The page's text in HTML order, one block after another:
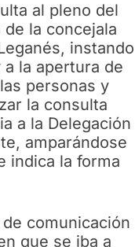
al pleno del
la concejala
instando
la apertura de
personas y
la consulta
a la Delegación
amparándose
indica la forma
comunicación
que se iba a